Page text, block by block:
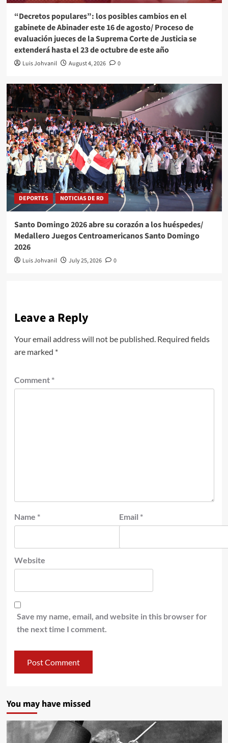
“Decretos populares”: los posibles cambios en el
gabinete de Abinader este 16 de agosto/ Proceso de
evaluación jueces de la Suprema Corte de Justicia se
extenderá hasta el 23 de octubre de este año
Luis Johvanil August 4, 2026 0
DEPORTES NOTICIAS DE RD
Santo Domingo 2026 abre su corazón a los huéspedes/
Medallero Juegos Centroamericanos Santo Domingo
2026
Luis Johvanil July 25, 2026 0
Leave a Reply
Your email address will not be published. Required fields
are marked *
Comment *
Name * Email *
Website
Save my name, email, and website in this browser for
the next time I comment.
You may have missed